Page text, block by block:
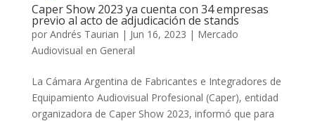
Caper Show 2023 ya cuenta con 34 empresas
previo al acto de adjudicación de stands
por Andrés Taurian | Jun 16, 2023 | Mercado
Audiovisual en General
La Cámara Argentina de Fabricantes e Integradores de
Equipamiento Audiovisual Profesional (Caper), entidad
organizadora de Caper Show 2023, informó que para